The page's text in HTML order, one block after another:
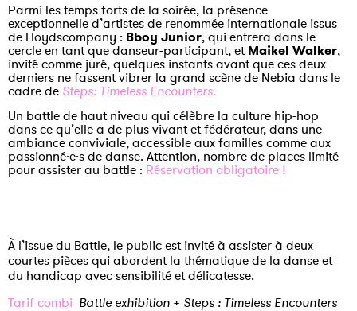
Parmi les temps forts de la soirée, la présence
exceptionnelle d’artistes de renommée internationale issus
de Lloydscompany : Bboy Junior, qui entrera dans le
cercle en tant que danseur-participant, et Maikel Walker,
invité comme juré, quelques instants avant que ces deux
derniers ne fassent vibrer la grand scène de Nebia dans le
cadre de Steps: Timeless Encounters.
Un battle de haut niveau qui célèbre la culture hip-hop
dans ce qu’elle a de plus vivant et fédérateur, dans une
ambiance conviviale, accessible aux familles comme aux
passionné·e·s de danse. Attention, nombre de places limité
pour assister au battle : Réservation obligatoire !
À l’issue du Battle, le public est invité à assister à deux
courtes pièces qui abordent la thématique de la danse et
du handicap avec sensibilité et délicatesse.
Tarif combi Battle exhibition + Steps : Timeless Encounters